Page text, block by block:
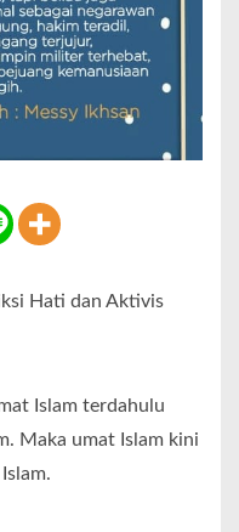
Hati dan Aktivis
Islam terdahulu
Maka umat Islam kini